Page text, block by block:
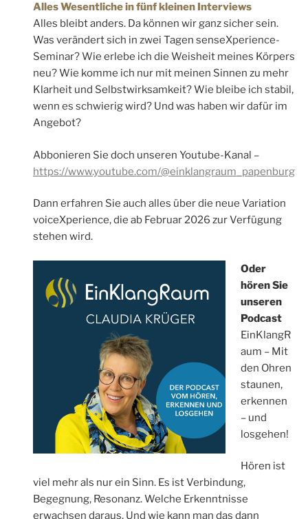
Alles Wesentliche in fünf kleinen Interviews
Alles bleibt anders. Da können wir ganz sicher sein.
Was verändert sich in zwei Tagen senseXperience-
Seminar? Wie erlebe ich die Weisheit meines Körpers
neu? Wie komme ich nur mit meinen Sinnen zu mehr
Klarheit und Selbstwirksamkeit? Wie bleibe ich stabil,
wenn es schwierig wird? Und was haben wir dafür im
Angebot?
Abbonieren Sie doch unseren Youtube-Kanal –
https://www.youtube.com/@einklangraum_papenburg
Dann erfahren Sie auch alles über die neue Variation
voiceXperience, die ab Februar 2026 zur Verfügung
stehen wird.
Oder
hören Sie
unseren
Podcast
EinKlangR
aum – Mit
den Ohren
staunen,
erkennen
– und
losgehen!
Hören ist
viel mehr als nur ein Sinn. Es ist Verbindung,
Begegnung, Resonanz. Welche Erkenntnisse
erwachsen daraus. Und wie kann man das dann